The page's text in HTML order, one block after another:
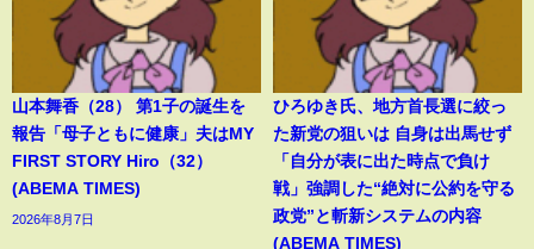
山本舞香（28） 第1子の誕生を
報告「母子ともに健康」夫はMY
FIRST STORY Hiro（32）
(ABEMA TIMES)
2026年8月7日
ひろゆき氏、地方首長選に絞っ
た新党の狙いは 自身は出馬せず
「自分が表に出た時点で負け
戦」強調した“絶対に公約を守る
政党”と斬新システムの内容
(ABEMA TIMES)